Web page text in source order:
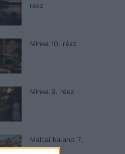
rész
Minka 10. rész
Minka 9. rész
Máltai kaland 7.